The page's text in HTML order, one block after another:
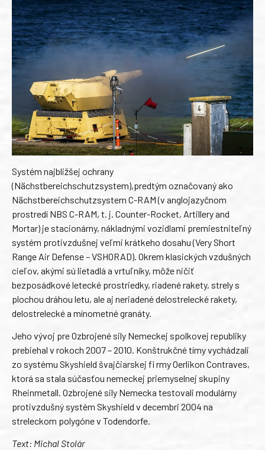
Systém najbližšej ochrany
(Nächstbereichschutzsystem),predtým označovaný ako
Nächstbereichschutzsystem C-RAM (v anglojazyčnom
prostredí NBS C-RAM, t. j. Counter-Rocket, Artillery and
Mortar) je stacionárny, nákladnými vozidlami premiestniteľný
systém protivzdušnej veľmi krátkeho dosahu (Very Short
Range Air Defense – VSHORAD). Okrem klasických vzdušných
cieľov, akými sú lietadlá a vrtuľníky, môže ničiť
bezposádkové letecké prostriedky, riadené rakety, strely s
plochou dráhou letu, ale aj neriadené delostrelecké rakety,
delostrelecké a mínometné granáty.
Jeho vývoj pre Ozbrojené sily Nemeckej spolkovej republiky
prebiehal v rokoch 2007 – 2010. Konštrukčné tímy vychádzali
zo systému Skyshield švajčiarskej fi rmy Oerlikon Contraves,
ktorá sa stala súčasťou nemeckej priemyselnej skupiny
Rheinmetall. Ozbrojené sily Nemecka testovali modulárny
protivzdušný systém Skyshield v decembri 2004 na
streleckom polygóne v Todendorfe.
Text: Michal Stolár